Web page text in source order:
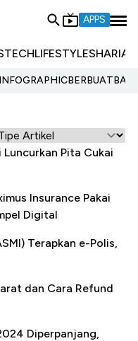
APPS
TECHLIFESTYLESHARIA
INFOGRAPHIC
Luncurkan Pita Cukai
Insurance Pakai
Digital
Terapkan e-Polis,
dan Cara Refund
Diperpanjang,